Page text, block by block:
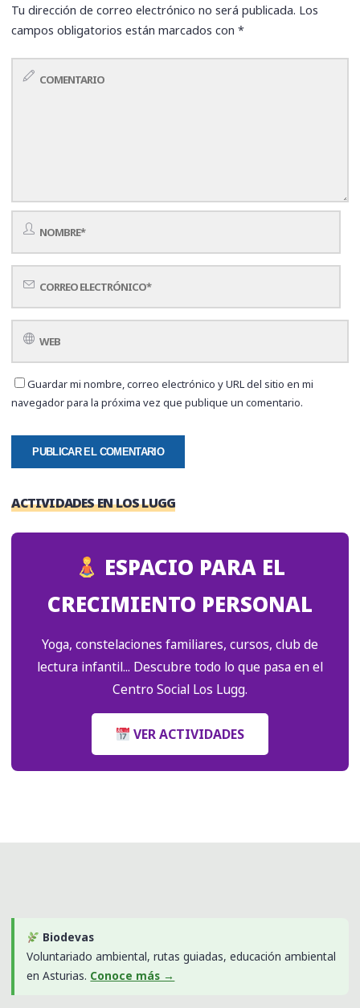
Tu dirección de correo electrónico no será publicada. Los
campos obligatorios están marcados con*
Guardar mi nombre, correo electrónico y URL del sitio en mi
navegador para la próxima vez que publique un comentario.
ACTIVIDADES EN LOS LUGG
ESPACIO PARA EL
CRECIMIENTO PERSONAL
Yoga, constelaciones familiares, cursos, club de
lectura infantil... Descubre todo lo que pasa en el
Centro Social Los Lugg.
VER ACTIVIDADES
Biodevas
Voluntariado ambiental, rutas guiadas, educación ambiental
en Asturias. Conoce más →